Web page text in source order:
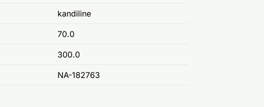
kandiline
70.0
300.0
NA-182763